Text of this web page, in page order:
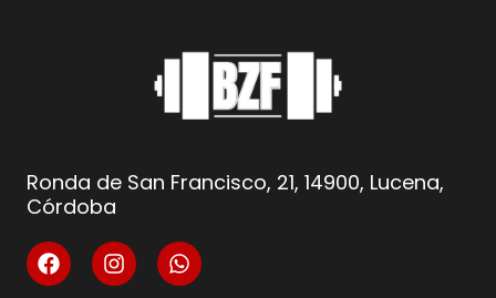
Ronda de San Francisco, 21, 14900, Lucena,
Córdoba